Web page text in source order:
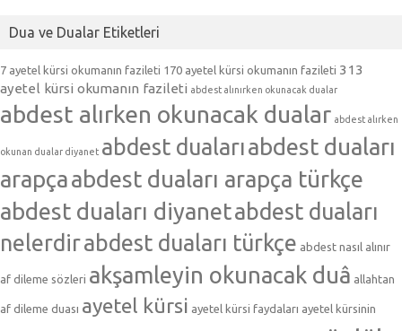
Dua ve Dualar Etiketleri
7 ayetel kürsi okumanın fazileti 170 ayetel kürsi okumanın fazileti 313
ayetel kürsi okumanın fazileti abdest alınırken okunacak dualar
abdest alırken okunacak dualar abdest alırken
okunan dualar diyanet abdest dualarıabdest duaları
arapçaabdest duaları arapça türkçe
abdest duaları diyanetabdest duaları
nelerdirabdest duaları türkçe abdest nasıl alınır
af dileme sözleri akşamleyin okunacak duâ allahtan
af dileme duası ayetel kürsi ayetel kürsi faydaları ayetel kürsinin